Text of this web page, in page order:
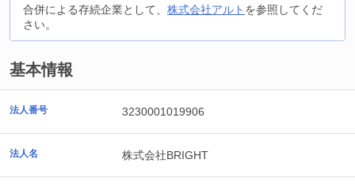
合併による存続企業として、 株式会社アルト を参照してくだ
さい。
基本情報
法人番号 3230001019906
法人名 株式会社BRIGHT